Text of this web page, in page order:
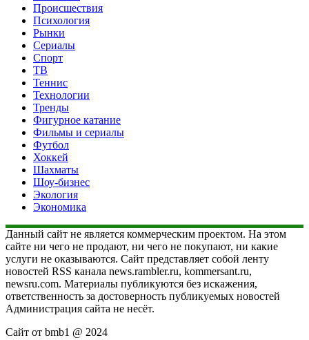
Происшествия
Психология
Рынки
Сериалы
Спорт
ТВ
Теннис
Технологии
Тренды
Фигурное катание
Фильмы и сериалы
Футбол
Хоккей
Шахматы
Шоу-бизнес
Экология
Экономика
Данный сайт не является коммерческим проектом. На этом
сайте ни чего не продают, ни чего не покупают, ни какие
услуги не оказываются. Сайт представляет собой ленту
новостей RSS канала news.rambler.ru, kommersant.ru,
newsru.com. Материалы публикуются без искажения,
ответственность за достоверность публикуемых новостей
Администрация сайта не несёт.
Сайт от bmb1 @ 2024